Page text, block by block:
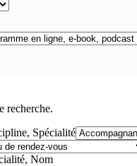
recherche.
Spécialité
Nom